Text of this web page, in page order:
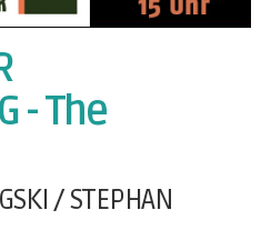
- The
/ STEPHAN